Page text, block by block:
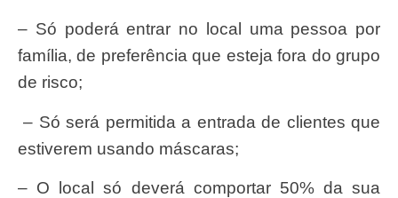
– Só poderá entrar no local uma pessoa por
família, de preferência que esteja fora do grupo
de risco;
– Só será permitida a entrada de clientes que
estiverem usando máscaras;
– O local só deverá comportar 50% da sua